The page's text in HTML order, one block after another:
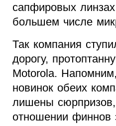
сапфировых
большем чиcле
Так компания
дорогу,
Motorola.
новинок обеих
лишены
отношении финнов